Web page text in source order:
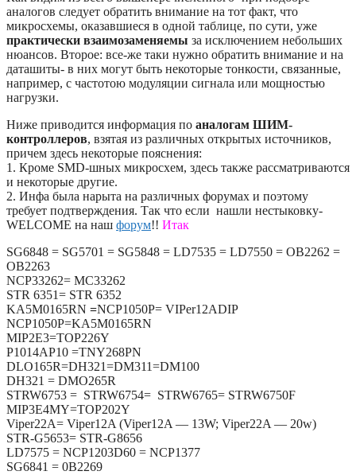
аналогов следует обратить внимание на тот факт, что
микросхемы, оказавшиеся в одной таблице, по сути, уже
практически взаимозаменяемы за исключением небольших
нюансов. Второе: все-же таки нужно обратить внимание и на
даташиты- в них могут быть некоторые тонкости, связанные,
например, с частотою модуляции сигнала или мощностью
нагрузки.
Ниже приводится информация по аналогам ШИМ-
контроллеров, взятая из различных открытых источников,
причем здесь некоторые пояснения:
1. Кроме SMD-шных микросхем, здесь также рассматриваются
и некоторые другие.
2. Инфа была нарыта на различных форумах и поэтому
требует подтверждения. Так что если нашли нестыковку-
WELCOME на наш форум!! Итак
SG6848 = SG5701 = SG5848 = LD7535 = LD7550 = OB2262 =
OB2263
NCP33262= MC33262
STR 6351= STR 6352
KA5M0165RN =NCP1050P= VIPer12ADIP
NCP1050P=KA5M0165RN
MIP2E3=TOP226Y
P1014AP10 =TNY268PN
DLO165R=DH321=DM311=DM100
DH321 = DMO265R
STRW6753 = STRW6754= STRW6765= STRW6750F
MIP3E4MY=TOP202Y
Viper22A= Viper12A (Viper12A — 13W; Viper22A — 20w)
STR-G5653= STR-G8656
LD7575 = NCP1203D60 = NCP1377
SG6841 = 0B2269